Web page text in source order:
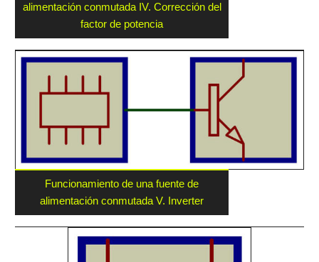
alimentación conmutada IV. Corrección del
factor de potencia
Funcionamiento de una fuente de
alimentación conmutada V. Inverter